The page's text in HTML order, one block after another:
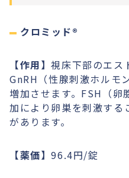
クロミッド®︎
【作用】視床下部のエス
GnRH（性腺刺激ホルモ
増加させます。FSH（卵
加により卵巣を刺激する
があります。
【薬価】96.4円/錠